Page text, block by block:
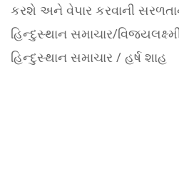
કરશે અને વેપાર કરવાની
હિન્દુસ્થાન સમાચાર/
હિન્દુસ્થાન સમાચાર / હર્ષ શાહ